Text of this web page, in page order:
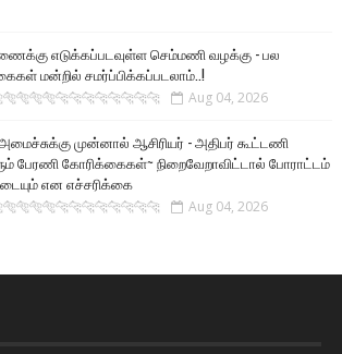
எடுக்கப்படவுள்ள செம்மணி வழக்கு - பல
மன்றில் சமர்ப்பிக்கப்படலாம்..!
Aug 04, 2026
முன்னால் ஆசிரியர் - அதிபர் கூட்டணி
பேரணி கோரிக்கைகள்~ நிறைவேறாவிட்டால் போராட்டம்
என எச்சரிக்கை
Aug 04, 2026